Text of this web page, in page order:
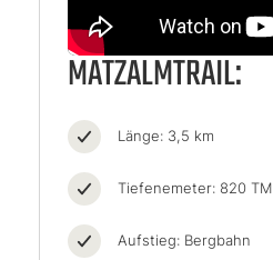
MATZALMTRAIL:
Länge: 3,5 km
Tiefenemeter: 820 TM
Aufstieg: Bergbahn